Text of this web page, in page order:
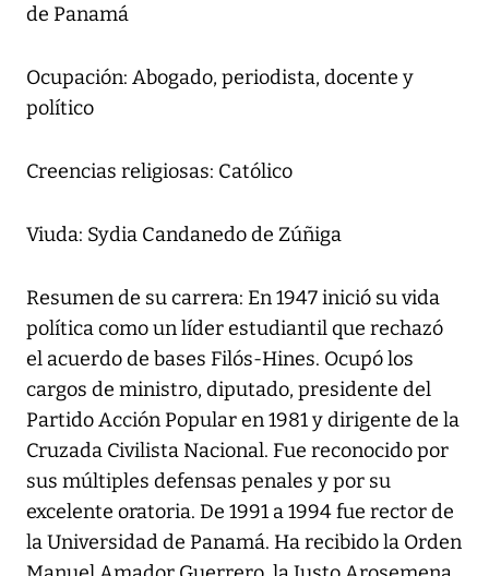
de Panamá
Ocupación: Abogado, periodista, docente y
político
Creencias religiosas: Católico
Viuda: Sydia Candanedo de Zúñiga
Resumen de su carrera: En 1947 inició su vida
política como un líder estudiantil que rechazó
el acuerdo de bases Filós-Hines. Ocupó los
cargos de ministro, diputado, presidente del
Partido Acción Popular en 1981 y dirigente de la
Cruzada Civilista Nacional. Fue reconocido por
sus múltiples defensas penales y por su
excelente oratoria. De 1991 a 1994 fue rector de
la Universidad de Panamá. Ha recibido la Orden